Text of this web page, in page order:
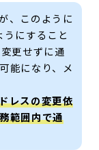
、このように
にすること
更せずに通
能になり、メ
レスの変更依
範囲内で通